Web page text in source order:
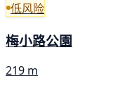
低风险
梅小路公園
219 m